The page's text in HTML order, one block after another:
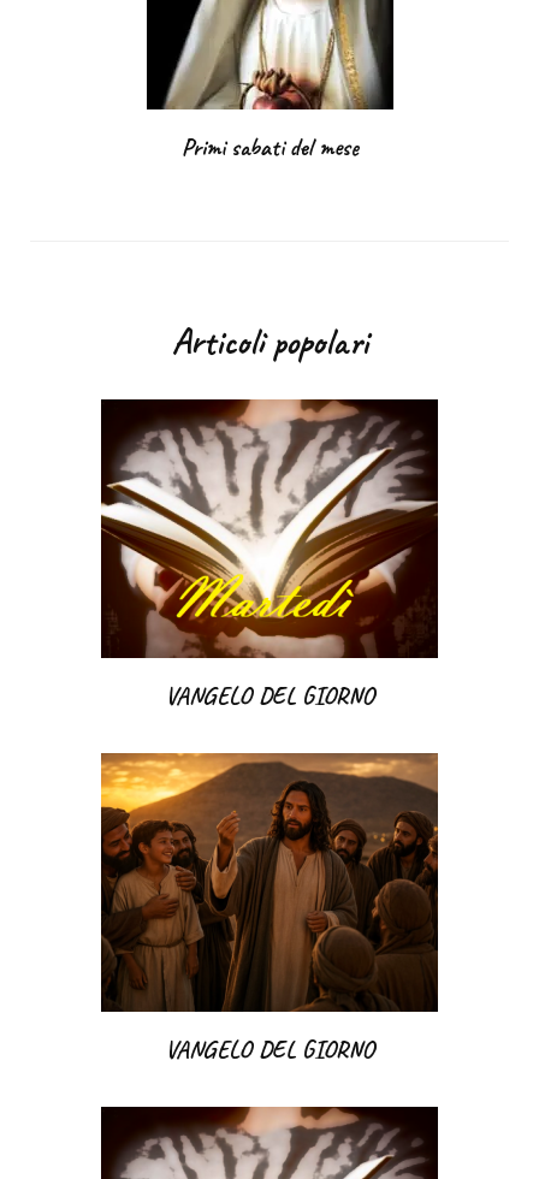
Primi sabati del mese
Articoli popolari
VANGELO DEL GIORNO
VANGELO DEL GIORNO